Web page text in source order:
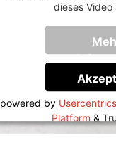
dieses Video
powered by
Platform&